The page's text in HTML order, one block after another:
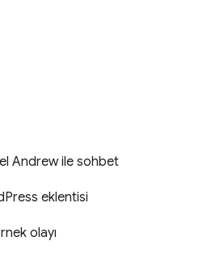
Andrew ile sohbet
eklentisi
olayı